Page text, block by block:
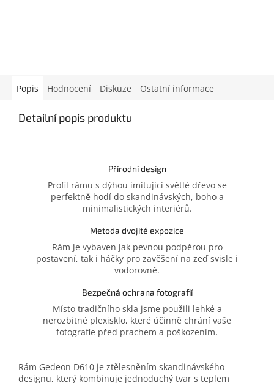
Popis Hodnocení Diskuze Ostatní informace
Detailní popis produktu
Přírodní design
Profil rámu s dýhou imitující světlé dřevo se
perfektně hodí do skandinávských, boho a
minimalistických interiérů.
Metoda dvojité expozice
Rám je vybaven jak pevnou podpěrou pro
postavení, tak i háčky pro zavěšení na zeď svisle i
vodorovně.
Bezpečná ochrana fotografií
Místo tradičního skla jsme použili lehké a
nerozbitné plexisklo, které účinně chrání vaše
fotografie před prachem a poškozením.
Rám Gedeon D610 je ztělesněním skandinávského
designu, který kombinuje jednoduchý tvar s teplem